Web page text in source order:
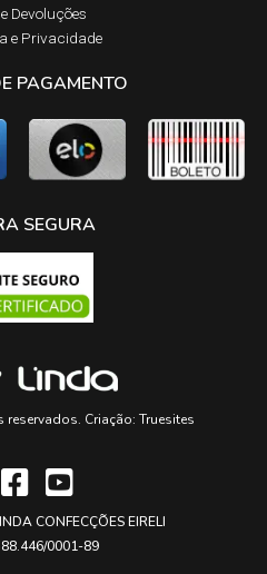
Devoluções​
e Privacidade
PAGAMENTO
SEGURA
Criação: Truesites
CONFECÇÕES EIRELI
0001-89